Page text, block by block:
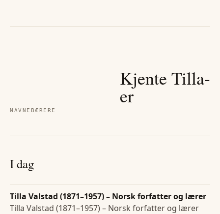
NAVNEBÆRERE
Kjente Tilla-
er
I dag
Tilla Valstad (1871–1957) – Norsk forfatter og lærer
Tilla Valstad (1871–1957) – Norsk forfatter og lærer